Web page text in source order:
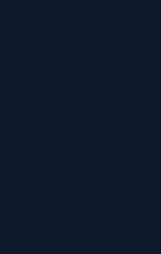
que
O
e